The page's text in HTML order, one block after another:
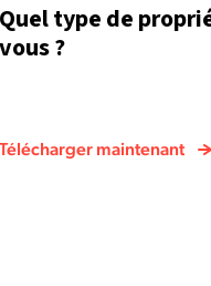
Quel type de
vous ?
Télécharger maintenant